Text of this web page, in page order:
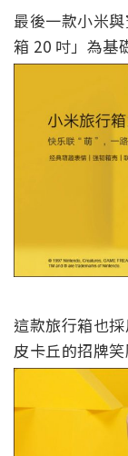
最後一款小米
箱 20 吋」為基
這款旅行箱也
皮卡丘的招牌笑